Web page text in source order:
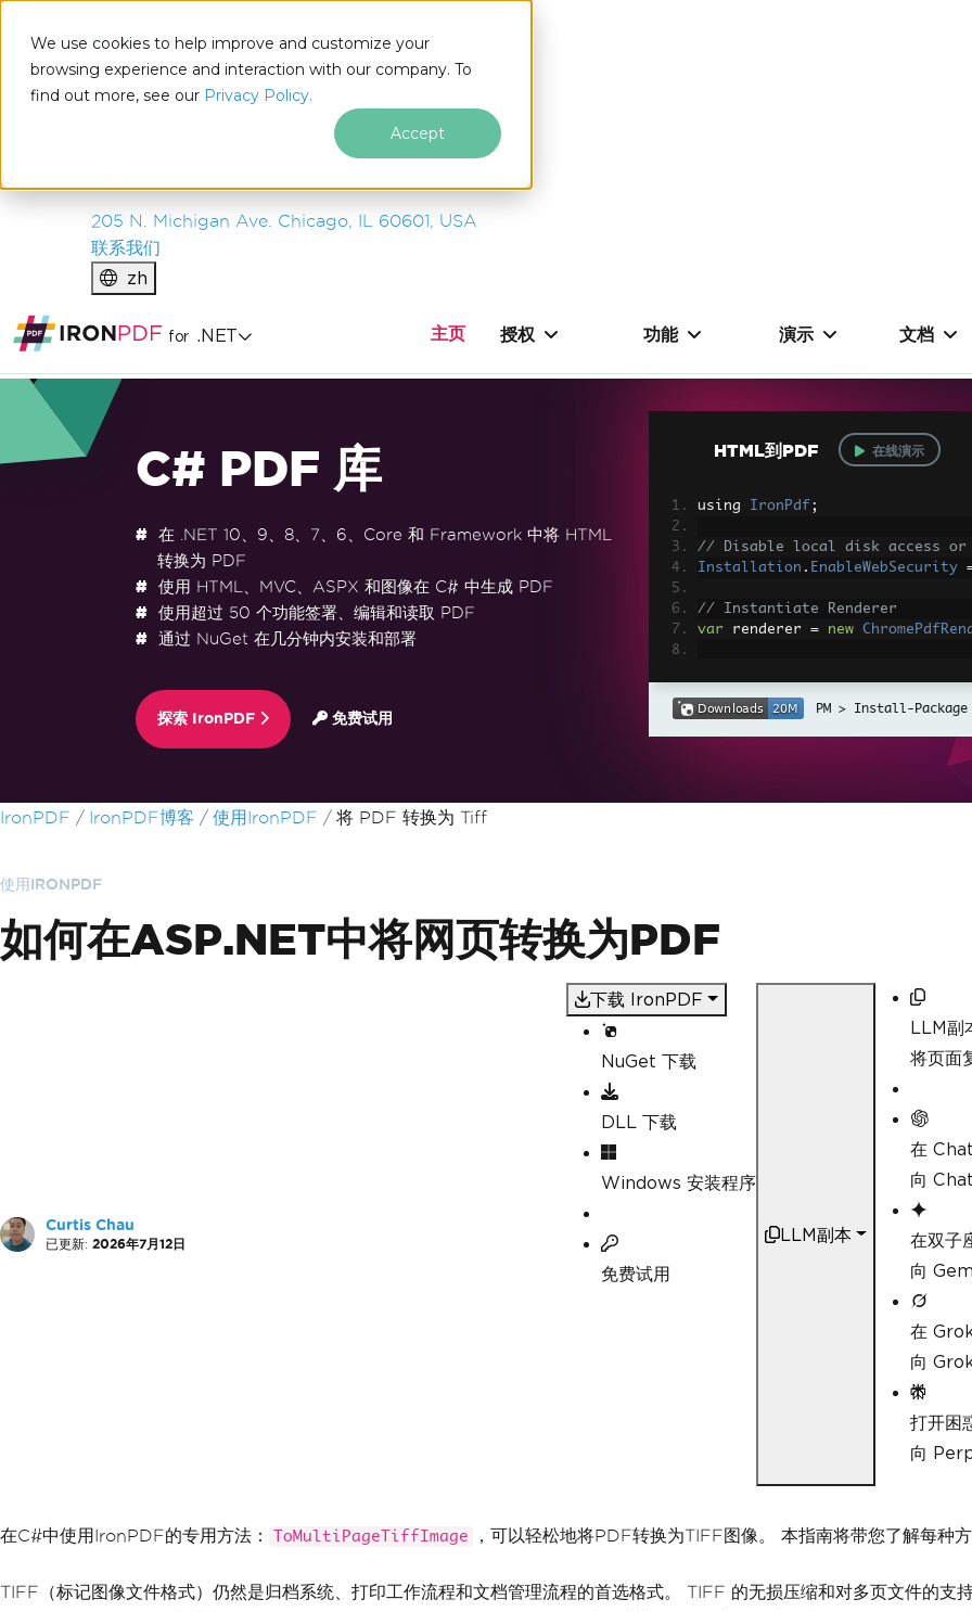
We use cookies to help improve and customize your
browsing experience and interaction with our company. To
find out more, see our Privacy Policy.
Accept
IRONSOFTWARE
产品
企业
205 N. Michigan Ave. Chicago, IL 60601, USA
联系我们
zh
for .NET 主页 授权 功能 演示 文档
C# PDF 库
在 .NET 10、9、8、7、6、Core 和 Framework 中将 HTML
转换为 PDF
使用 HTML、MVC、ASPX 和图像在 C# 中生成 PDF
使用超过 50 个功能签署、编辑和读取 PDF
通过 NuGet 在几分钟内安装和部署
探索 IronPDF 免费试用
HTML到PDF 在线演示
using IronPdf ;
// Disable local disk access or
Installation . EnableWebSecurity
// Instantiate Renderer
var renderer = new
Install-
跳至页脚内容
IronPDF IronPDF博客 使用IronPDF 将 PDF 转换为 Tiff
使用IRONPDF
如何在ASP.NET中将网页转换为PDF
Curtis Chau
已更新: 2026年7月12日
下载 IronPDF
NuGet 下载
DLL 下载
Windows 安装程序
免费试用
LLM副本
LLM副
将页面
在
向
在双子
向
在
向
打开困
向
在C#中使用IronPDF的专用方法： ToMultiPageTiffImage ，可以轻松地将PDF转换为TIFF图像。 本指南将带您了解每种
TIFF（标记图像文件格式）仍然是归档系统、打印工作流程和文档管理流程的首选格式。 TIFF 的无损压缩和对多页文件的支